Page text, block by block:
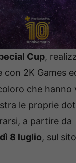
Cup,
con 2K Games
che hanno
le proprie
a partire da
8 luglio, sul